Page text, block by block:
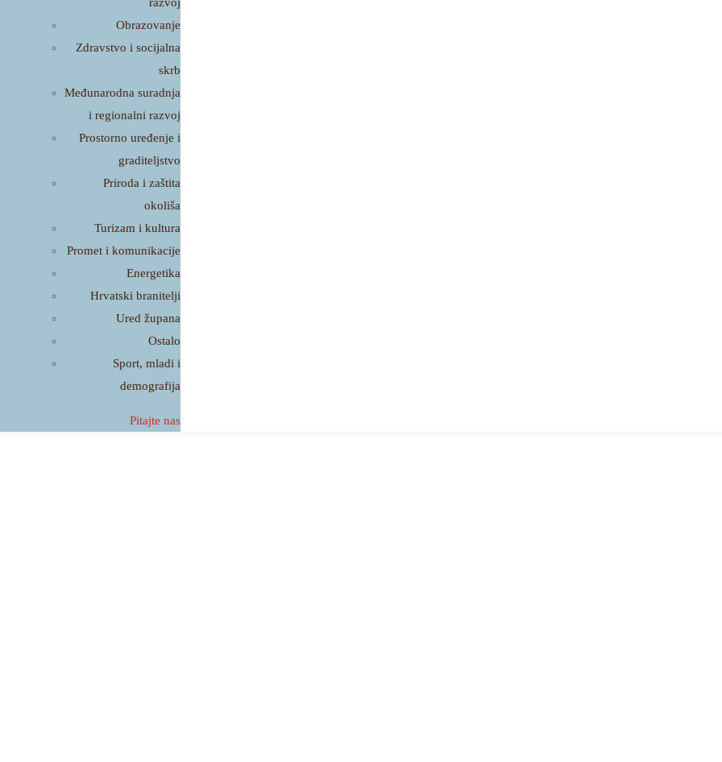
Obrazovanje
Zdravstvo i socijalna
skrb
Međunarodna suradnja
i regionalni razvoj
Prostorno uređenje i
graditeljstvo
Priroda i zaštita
okoliša
Turizam i kultura
Promet i komunikacije
Energetika
Hrvatski branitelji
Ured župana
Ostalo
Sport, mladi i
demografija
Pitajte nas